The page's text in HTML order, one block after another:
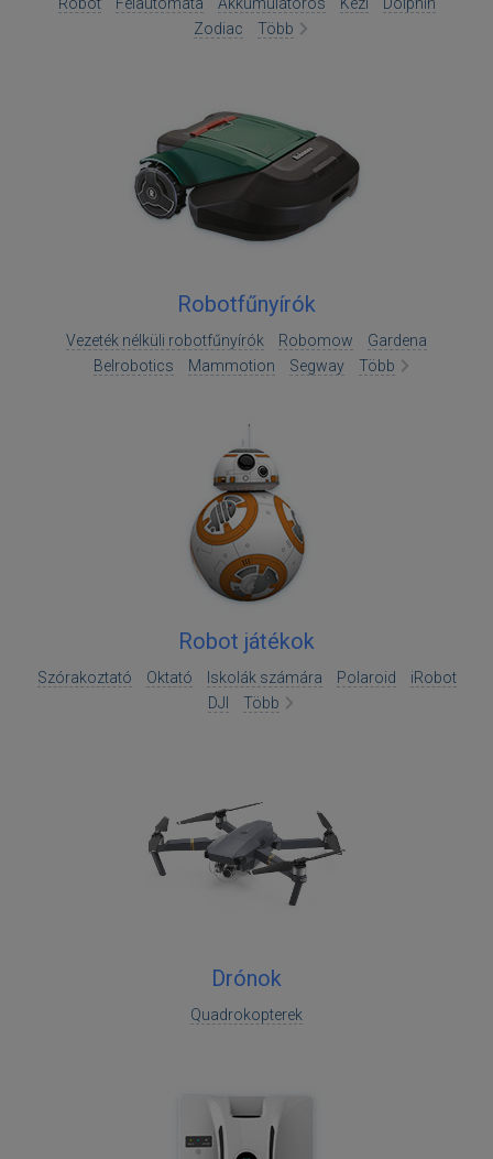
Zodiac
Több
Robotfűnyírók
Vezeték nélküli robotfűnyírók Robomow
Gardena
Belrobotics
Mammotion Segway Több
Robot játékok
Szórakoztató Oktató Iskolák számára Polaroid
iRobot
DJI
Több
Drónok
Quadrokopterek